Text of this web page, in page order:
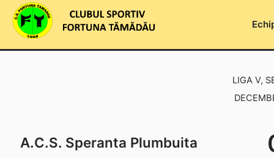
Skip
content
LIGA V,
A.C.S. Speranta Plumbuita